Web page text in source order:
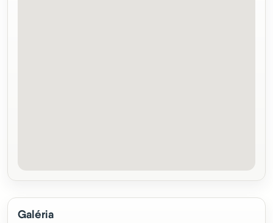
Galéria